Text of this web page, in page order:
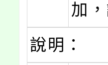
加
說明：